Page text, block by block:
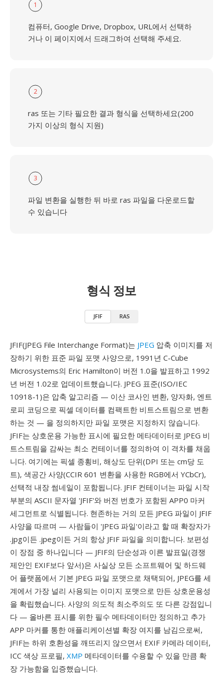
1
컴퓨터, Google Drive, Dropbox, URL에서 선택하
거나 이 페이지에서 드래그하여 선택해 주세요.
2
ras 또는 기타 필요한 결과 형식을 선택하세요(200
가지 이상의 형식 지원)
3
파일 변환을 실행한 뒤 바로 ras 파일을 다운로드할
수 있습니다
형식 정보
JFIF RAS
JFIF(JPEG File Interchange Format)는 JPEG 압축 이미지를 저
장하기 위한 표준 파일 포맷 사양으로, 1991년 C-Cube
Microsystems의 Eric Hamilton이 버전 1.0을 발표하고 1992
년 버전 1.02로 업데이트했습니다. JPEG 표준(ISO/IEC
10918-1)은 압축 알고리즘 — 이산 코사인 변환, 양자화, 엔트
로피 코딩으로 픽셀 데이터를 컴팩트한 비트스트림으로 변환
하는 것 — 을 정의하지만 파일 포맷은 지정하지 않습니다.
JFIF는 상호운용 가능한 표시에 필요한 메타데이터로 JPEG 비
트스트림을 감싸는 최소 컨테이너를 정의하여 이 격차를 채웁
니다. 여기에는 픽셀 종횡비, 해상도 단위(DPI 또는 cm당 도
트), 색공간 사양(CCIR 601 변환을 사용한 RGB에서 YCbCr),
선택적 내장 썸네일이 포함됩니다. JFIF 컨테이너는 파일 시작
부분의 ASCII 문자열 'JFIF'와 버전 번호가 포함된 APP0 마커
세그먼트로 식별됩니다. 현존하는 거의 모든 JPEG 파일이 JFIF
사양을 따르며 — 사람들이 'JPEG 파일'이라고 할 때 확장자가
.jpg이든 .jpeg이든 거의 항상 JFIF 파일을 의미합니다. 보편성
이 장점 중 하나입니다 — JFIF의 단순성과 이른 발표일(경쟁
제안인 EXIF보다 앞서)은 사실상 모든 소프트웨어 및 하드웨
어 플랫폼에서 기본 JPEG 파일 포맷으로 채택되어, JPEG를 세
계에서 가장 널리 사용되는 이미지 포맷으로 만든 상호운용성
을 확립했습니다. 사양의 의도적 최소주의도 또 다른 강점입니
다 — 올바른 표시를 위한 필수 메타데이터만 정의하고 추가
APP 마커를 통한 애플리케이션별 확장 여지를 남김으로써,
JFIF는 하위 호환성을 깨뜨리지 않으면서 EXIF 카메라 데이터,
ICC 색상 프로필, XMP 메타데이터를 수용할 수 있을 만큼 확
장 가능함을 입증했습니다.